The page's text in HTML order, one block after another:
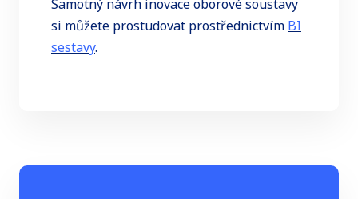
Samotný návrh inovace oborové soustavy
si můžete prostudovat prostřednictvím BI
sestavy.